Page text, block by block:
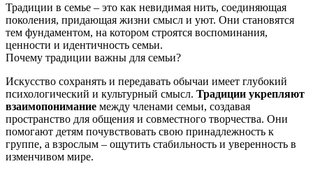
Традиции в семье – это как невидимая нить, соединяющая
поколения, придающая жизни смысл и уют. Они становятся
тем фундаментом, на котором строятся воспоминания,
ценности и идентичность семьи.
Почему традиции важны для семьи?
Искусство сохранять и передавать обычаи имеет глубокий
психологический и культурный смысл. Традиции укрепляют
взаимопонимание между членами семьи, создавая
пространство для общения и совместного творчества. Они
помогают детям почувствовать свою принадлежность к
группе, а взрослым – ощутить стабильность и уверенность в
изменчивом мире.